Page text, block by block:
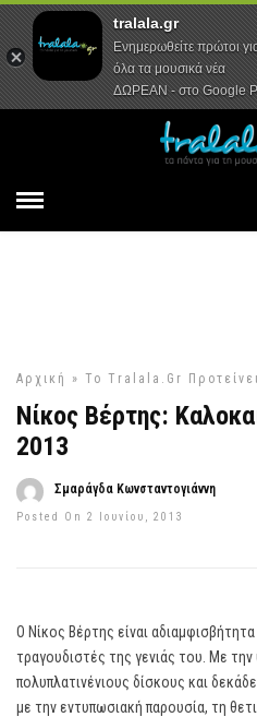
Αρχική
Αρχική » Το Tralala.gr Προτείνει
Νίκος Βέρτης:
2013
Σμαράγδα Κωνσταντογιάννη
Posted On 2 Ιουνίου, 2013
Ο Νίκος Βέρτης είναι
τραγουδιστές της γενιάς του. Με
πολυπλατινένιους δίσκους και
με την εντυπωσιακή παρουσία, τη
tralala.gr
Ενημερωθείτε πρώτοι
όλα τα μουσικά νέα
ΔΩΡΕΑΝ - στο Google